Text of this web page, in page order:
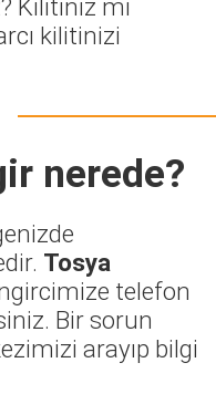
Kilitiniz mi
kilitinizi
nerede?
Tosya
telefon
Bir sorun
arayıp bilgi